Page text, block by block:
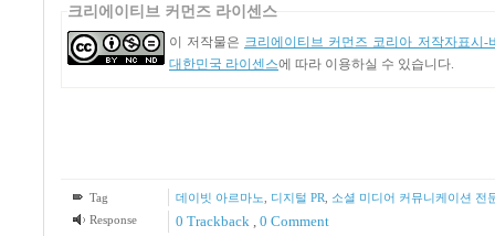
크리에이티브 커먼즈 라이센스
이 저작물은 크리에이티브 커먼즈 코리아 저작자표시-
대한민국 라이센스에 따라 이용하실 수 있습니다.
Tag 데이빗 아르마노 디지털 PR
소셜 미디어 커뮤니케이션 전
Response
0 Trackback 0 Comment